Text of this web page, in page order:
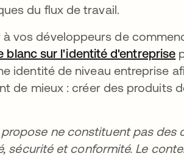
du flux de travail.
vos développeurs de
blanc sur l'identité d'entreprise
identité de niveau entreprise
de mieux : créer des produits
ne constituent pas des
sécurité et conformité. Le